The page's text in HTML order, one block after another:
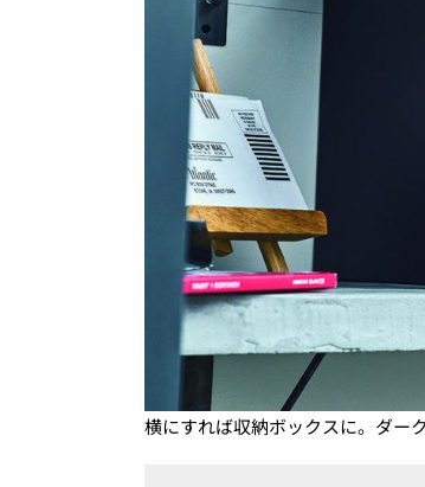
横にすれば収納ボックスに。ダー